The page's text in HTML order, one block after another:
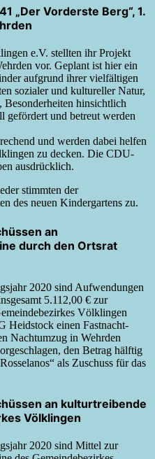
„Der Vorderste Berg“, 1.
e.V. stellten ihr Projekt
vor. Geplant ist hier ein
aufgrund ihrer vielfältigen
sozialer und kultureller Natur,
hinsichtlich
gefördert und betreut werden
und werden dabei helfen
zu decken. Die CDU-
ausdrücklich.
stimmten der
des neuen Kindergartens zu.
an
durch den Ortsrat
2020 sind Aufwendungen
5.112,00 € zur
Völklingen
Heidstock einen Fastnacht-
Nachtumzug in Wehrden
den Betrag hälftig
als Zuschuss für das
an kulturtreibende
Völklingen
2020 sind Mittel zur